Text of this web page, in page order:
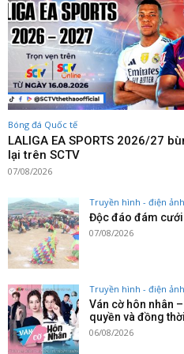
Bóng đá Quốc tế
LALIGA EA SPORTS 2026/27
lại trên SCTV
07/08/2026
Truyền hình - điện ảnh
Độc đáo đám
07/08/2026
Truyền hình - điện ảnh
Ván cờ hôn nhân
quyền và đồng
06/08/2026